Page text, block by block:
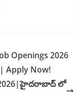
Openings 2026
Apply Now!
2026|హైదరాబాద్ లో